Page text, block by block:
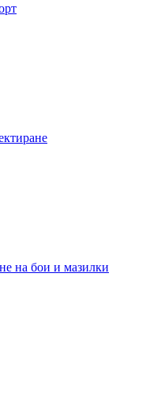
на бои и мазилки